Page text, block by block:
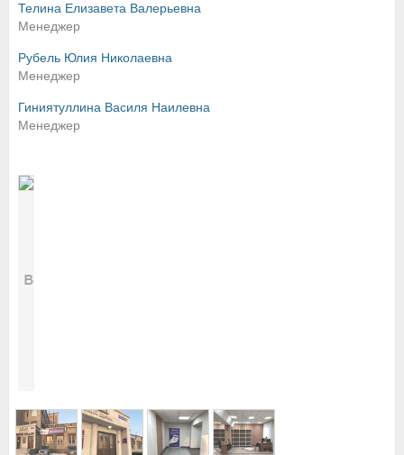
Телина Елизавета Валерьевна
Менеджер
Рубель Юлия Николаевна
Менеджер
Гиниятуллина Василя Наилевна
Менеджер